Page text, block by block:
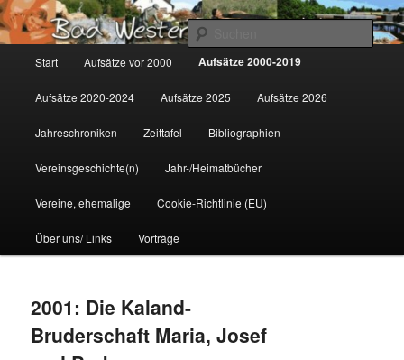
Zum
primären
Inhalt
springen
Gemeinsam für Bad Westernkotten
Start Aufsätze vor 2000 Aufsätze 2000-2019
Aufsätze 2020-2024 Aufsätze 2025 Aufsätze 2026
Jahreschroniken Zeittafel Bibliographien
Vereinsgeschichte(n) Jahr-/Heimatbücher
Vereine, ehemalige Cookie-Richtlinie (EU)
Über uns/ Links Vorträge
2001: Die Kaland-
Bruderschaft Maria, Josef